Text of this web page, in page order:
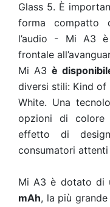
Glass 5. È
forma compatto
l’audio - Mi A3
frontale
Mi A3 è
diversi stili: Kind of
White. Una
opzioni di
effetto di
consumatori
Mi A3 è dotato di
mAh, la più